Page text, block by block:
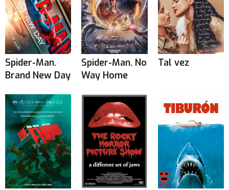
Spider-Man.
Brand New Day
Spider-Man. No
Way Home
Tal vez